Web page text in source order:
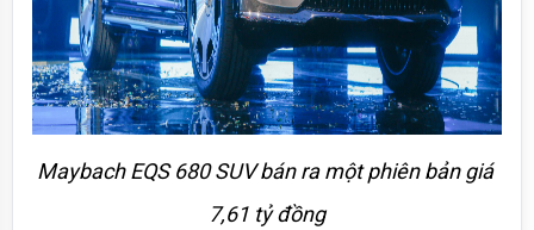
Maybach EQS 680 SUV bán ra một phiên bản giá
7,61 tỷ đồng